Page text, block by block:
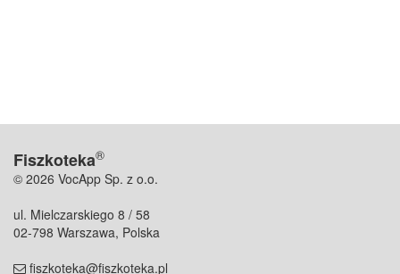
Fiszkoteka®
© 2026 VocApp Sp. z o.o.
ul. Mielczarskiego 8 / 58
02-798 Warszawa, Polska
fiszkoteka@fiszkoteka.pl